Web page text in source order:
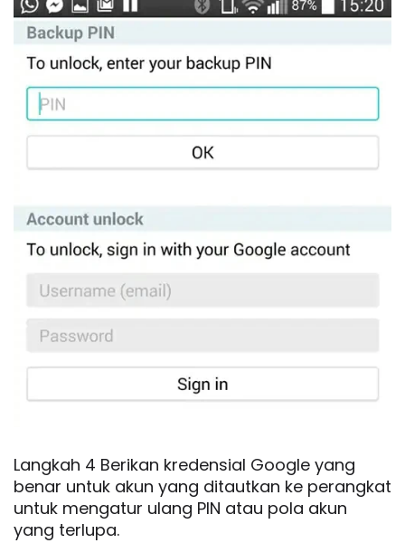
Langkah 4 Berikan kredensial Google yang
benar untuk akun yang ditautkan ke perangkat
untuk mengatur ulang PIN atau pola akun
yang terlupa.